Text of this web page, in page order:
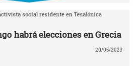
social residente en Tesalónica
habrá elecciones en Grecia
20/05/2023